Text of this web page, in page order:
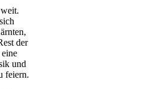
der
und
feiern.